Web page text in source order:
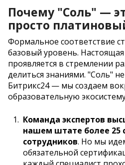
Почему "Соль" —
просто
Формальное соответствие
базовый уровень. Настоящая
проявляется в стремлении
делиться знаниями. "Соль"
Битрикс24 — мы создаем
образовательную
Команда экспертов
нашем штате более 25
сотрудников. Но мы
обязательной